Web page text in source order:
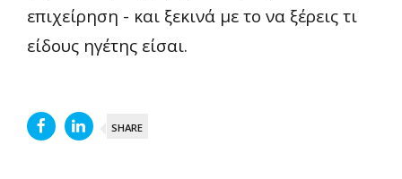
επιχείρηση - και ξεκινά με το να ξέρεις τι
είδους ηγέτης είσαι.
SHARE